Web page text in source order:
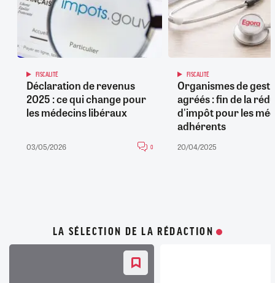
FISCALITÉ
Déclaration de revenus
2025 : ce qui change pour
les médecins libéraux
03/05/2026 0
FISCALITÉ
Organismes de
agréés : fin de la
d'impôt pour les
adhérents
20/04/2025
LA SÉLECTION DE LA RÉDACTION